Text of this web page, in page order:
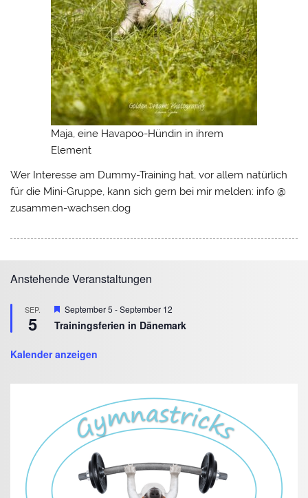
Maja, eine Havapoo-Hündin in ihrem
Element
Wer Interesse am Dummy-Training hat, vor allem natürlich
für die Mini-Gruppe, kann sich gern bei mir melden: info @
zusammen-wachsen.dog
Anstehende Veranstaltungen
SEP.
5
Hervorgehoben
September 5 -September 12
Trainingsferien in Dänemark
Kalender anzeigen